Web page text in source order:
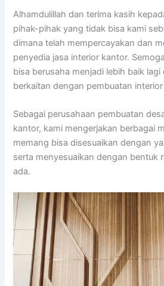
Alhamdulillah dan terima kasih
pihak-pihak yang tidak bisa kami
dimana telah mempercayakan dan
penyedia jasa interior kantor.
bisa berusaha menjadi lebih baik
berkaitan dengan pembuatan
Sebagai perusahaan pembuatan
kantor, kami mengerjakan berbagai
memang bisa disesuaikan dengan
serta menyesuaikan dengan bentuk
ada.